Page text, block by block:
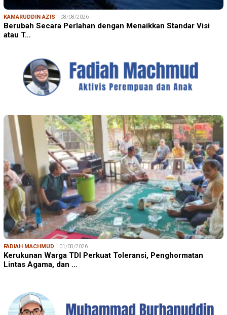
KAMARUDDIN AZIS 08/08/2026
Berubah Secara Perlahan dengan Menaikkan Standar Visi
atau T…
FADIAH MACHMUD 01/08/2026
Kerukunan Warga TDI Perkuat Toleransi, Penghormatan
Lintas Agama, dan …